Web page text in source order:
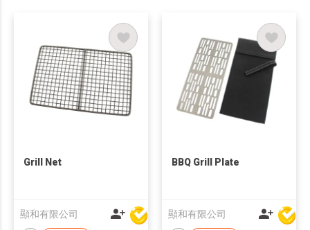
Grill Net
顯和有限公司
BBQ Grill Plate
顯和有限公司